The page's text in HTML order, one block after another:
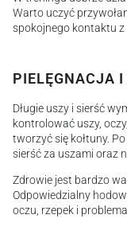
Warto uczyć
spokojnego kontaktu z
PIELĘGNACJA I
Długie uszy i sierść
kontrolować uszy,
tworzyć się kołtuny.
sierść za uszami oraz
Zdrowie jest bardzo
Odpowiedzialny
oczu, rzepek i